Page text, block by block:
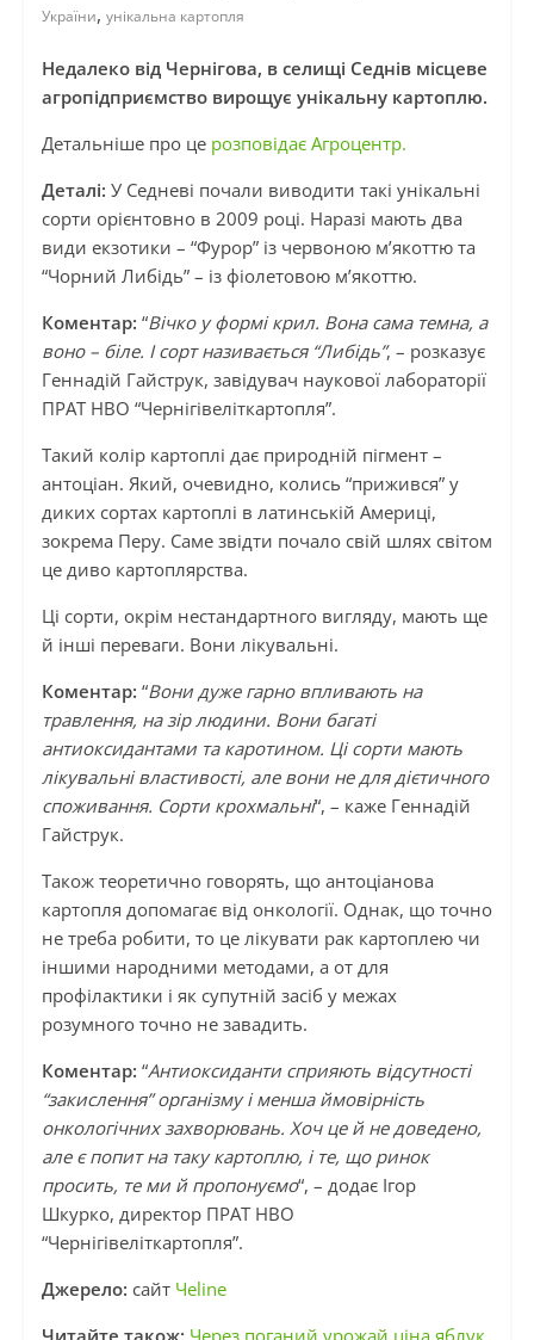
України, унікальна картопля
Недалеко від Чернігова, в селищі Седнів місцеве
агропідприємство вирощує унікальну картоплю.
Детальніше про це розповідає Агроцентр.
Деталі: У Седневі почали виводити такі унікальні
сорти орієнтовно в 2009 році. Наразі мають два
види екзотики – “Фурор” із червоною м’якоттю та
“Чорний Либідь” – із фіолетовою м’якоттю.
Коментар: “Вічко у формі крил. Вона сама темна, а
воно – біле. І сорт називається “Либідь”, – розказує
Геннадій Гайструк, завідувач наукової лабораторії
ПРАТ НВО “Чернігівеліткартопля”.
Такий колір картоплі дає природній пігмент –
антоціан. Який, очевидно, колись “прижився” у
диких сортах картоплі в латинській Америці,
зокрема Перу. Саме звідти почало свій шлях світом
це диво картоплярства.
Ці сорти, окрім нестандартного вигляду, мають ще
й інші переваги. Вони лікувальні.
Коментар: “Вони дуже гарно впливають на
травлення, на зір людини. Вони багаті
антиоксидантами та каротином. Ці сорти мають
лікувальні властивості, але вони не для дієтичного
споживання. Сорти крохмальні“, – каже Геннадій
Гайструк.
Також теоретично говорять, що антоціанова
картопля допомагає від онкології. Однак, що точно
не треба робити, то це лікувати рак картоплею чи
іншими народними методами, а от для
профілактики і як супутній засіб у межах
розумного точно не завадить.
Коментар: “Антиоксиданти сприяють відсутності
“закислення” організму і менша ймовірність
онкологічних захворювань. Хоч це й не доведено,
але є попит на таку картоплю, і те, що ринок
просить, те ми й пропонуємо“, – додає Ігор
Шкурко, директор ПРАТ НВО
“Чернігівеліткартопля”.
Джерело: сайт Чеline